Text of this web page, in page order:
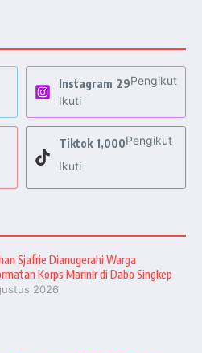
Instagram 29Pengikut
Ikuti
Tiktok 1,000Pengikut
Ikuti
Sjafrie Dianugerahi Warga
Korps Marinir di Dabo Singkep
2026